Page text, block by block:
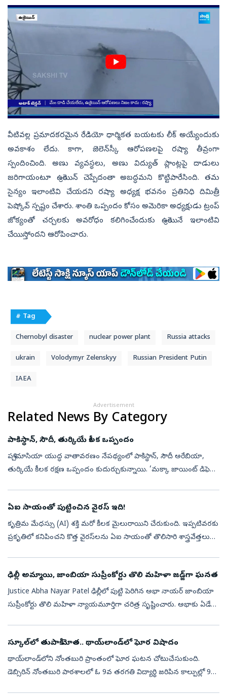
వీటివల్ల ప్రమాదకరమైన రేడియో ధార్మికత బయటకు లీక్‌ అయ్యేందుకు
అవకాశం లేదు. కాగా, జెలెన్‌స్కీ ఆరోపణలపై రష్యా తీవ్రంగా
స్పందించింది. అణు వ్యవస్థలు, అణు విద్యుత్‌ ప్లాంట్లపై దాడులు
జరిగాయంటూ ఉక్రెయిన్‌ చెప్పేదంతా అబద్ధమని కొట్టిపారేసింది. తమ
సైన్యం ఇలాంటివి చేయదని రష్యా అధ్యక్ష భవనం ప్రతినిధి దిమిత్రీ
పెష్కోవ్‌ స్పష్టం చేశారు. శాంతి ఒప్పందం కోసం అమెరికా అధ్యక్షుడు ట్రంప్‌
జోక్యంతో చర్చలకు అవరోధం కలిగించేందుకు ఉక్రెయినే ఇలాంటివి
చేయిస్తోందని ఆరోపించారు.
# Tag
Chernobyl disaster nuclear power plant Russia attacks
ukrain Volodymyr Zelenskyy Russian President Putin
IAEA
Advertisement
Related News By Category
పాకిస్థాన్‌, సౌదీ, తుర్కియే కీలక ఒప్పందం
పశ్చిమాసియా యుద్ధ వాతావరణం నేపథ్యంలో పాకిస్థాన్, సౌదీ అరేబియా,
తుర్కియే కీలక రక్షణ ఒప్పందం కుదుర్చుకున్నాయి. ‘మక్కా జాయింట్‌ డిఫెన్స్‌
ఏఐ సాయంతో పుట్టించిన వైరస్‌ ఇది!
కృత్రిమ మేధస్సు (AI) శక్తి మరో కీలక మైలురాయిని చేరుకుంది. ఇప్పటివరకు
ప్రకృతిలో కనిపించని కొత్త వైరస్‌లను ఏఐ సాయంతో తొలిసారి శాస్త్రవేత్తలు
ఢిల్లీ అమ్మాయి, జాంబియా సుప్రీంకోర్టు తొలి మహిళా జడ్జ్‌గా ఘనత
Justice Abha Nayar Patel ఢిల్లీలో పుట్టి పెరిగిన అభా నాయర్‌ జాంబియా
సుప్రీంకోర్టు తొలి మహిళా న్యాయమూర్తిగా చరిత్ర సృష్టించారు. అభాకు ఏడేళ్ల
స్కూల్‌లో తుపాకీ మోత.. థాయ్‌లాండ్‌లో ఘోర విషాదం
థాయ్‌లాండ్‌లోని నోంతబురి ప్రాంతంలో ఘోర ఘటన చోటుచేసుకుంది.
డెబ్సిరిన్‌ నోంతబురి పాఠశాలలో ఓ 9వ తరగతి విద్యార్థి జరిపిన కాల్పుల్లో 9